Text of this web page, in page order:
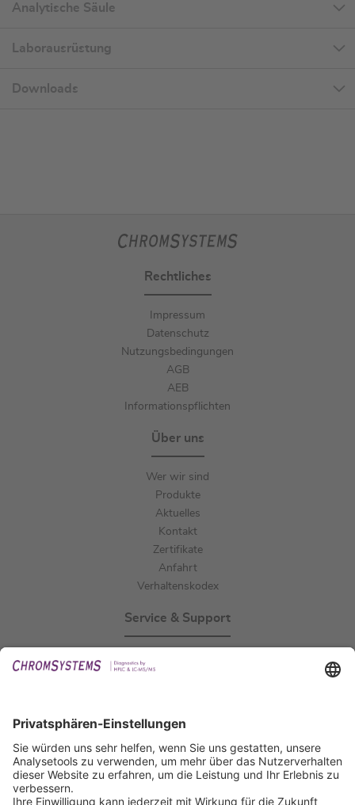
Analytische Säule
Laborausrüstung
Downloads
Rechtliches
Impressum
Datenschutz
Nutzungsbedingungen
AGB
AEB
Informationspflichten
Über uns
Wer wir sind
Produkte
Aktuelles
Kontakt
Zertifikate
Anfahrt
Verhaltenskodex
Service & Support
IFU anfordern
Zertifizierungen